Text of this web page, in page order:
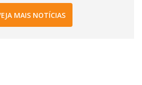
MAIS NOTÍCIAS